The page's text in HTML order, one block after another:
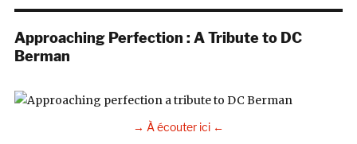
Approaching Perfection : A Tribute to DC
Berman
→ À écouter ici ←